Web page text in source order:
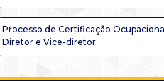
Processo de Certificação
Diretor e Vice-diretor